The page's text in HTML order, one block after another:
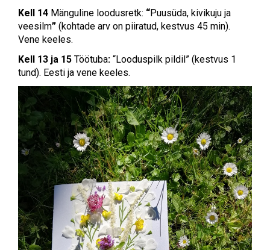
Kell 14 Mänguline loodusretk: “Puusüda, kivikuju ja
veesilm” (kohtade arv on piiratud, kestvus 45 min).
Vene keeles.
Kell 13 ja 15 Töötuba: “Looduspilk pildil” (kestvus 1
tund). Eesti ja vene keeles.